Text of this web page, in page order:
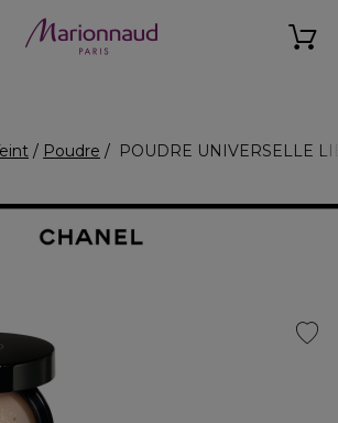
Poudre POUDRE UNIVERSELLE